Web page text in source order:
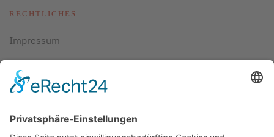
RECHTLICHES
Impressum
Datenschutz
AGBs